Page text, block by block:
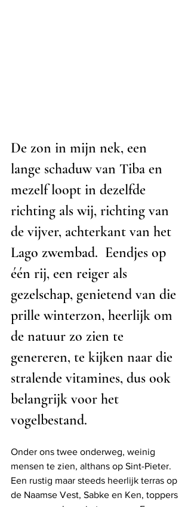
De zon in mijn nek, een
lange schaduw van Tiba en
mezelf loopt in dezelfde
richting als wij, richting van
de vijver, achterkant van het
Lago zwembad.  Eendjes op
één rij, een reiger als
gezelschap, genietend van die
prille winterzon, heerlijk om
de natuur zo zien te
genereren, te kijken naar die
stralende vitamines, dus ook
belangrijk voor het
vogelbestand.
Onder ons twee onderweg, weinig
mensen te zien, althans op Sint-Pieter.
Een rustig maar steeds heerlijk terras op
de Naamse Vest, Sabke en Ken, toppers